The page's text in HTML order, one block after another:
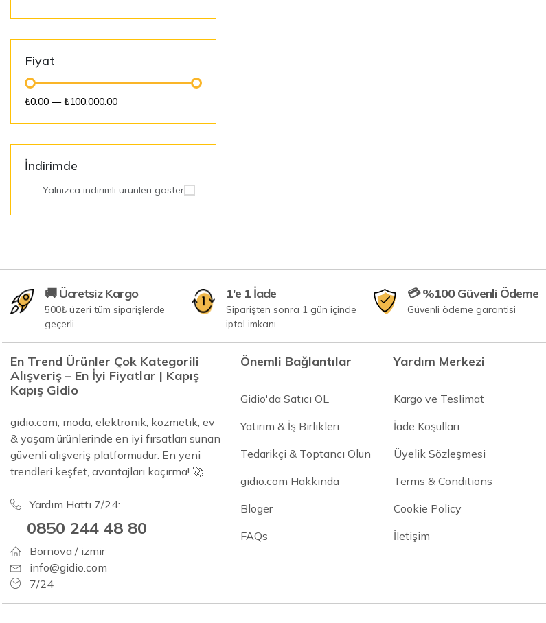
Fiyat
₺0.00 —₺100,000.00
İndirimde
Yalnızca indirimli ürünleri göster
🚚 Ücretsiz Kargo
500₺ üzeri tüm siparişlerde
geçerli
1'e 1 İade
Siparişten sonra 1 gün içinde
iptal imkanı
💳 %100 Güvenli Ödeme
Güvenli ödeme garantisi
En Trend Ürünler Çok Kategorili
Alışveriş – En İyi Fiyatlar | Kapış
Kapış Gidio
gidio.com, moda, elektronik, kozmetik, ev
& yaşam ürünlerinde en iyi fırsatları sunan
güvenli alışveriş platformudur. En yeni
trendleri keşfet, avantajları kaçırma! 🚀
Yardım Hattı 7/24:
0850 244 48 80
Bornova / izmir
info@gidio.com
7/24
Önemli Bağlantılar
Gidio'da Satıcı OL
Yatırım & İş Birlikleri
Tedarikçi & Toptancı Olun
gidio.com Hakkında
Bloger
FAQs
Yardım Merkezi
Kargo ve Teslimat
İade Koşulları
Üyelik Sözleşmesi
Terms & Conditions
Cookie Policy
İletişim